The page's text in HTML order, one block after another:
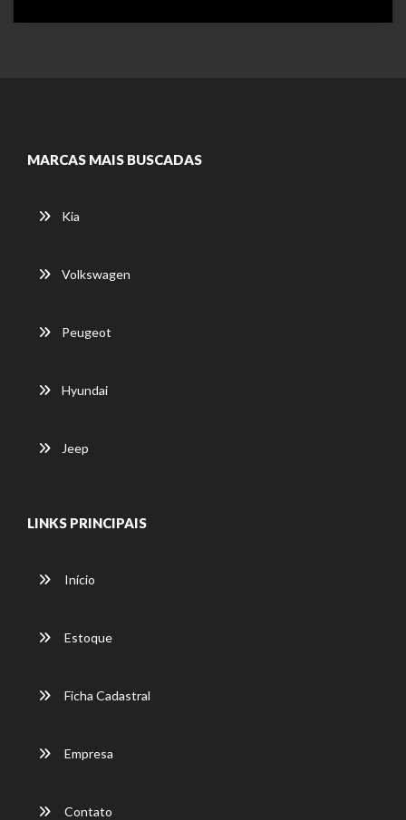
MARCAS MAIS BUSCADAS
Kia
Volkswagen
Peugeot
Hyundai
Jeep
LINKS PRINCIPAIS
Início
Estoque
Ficha Cadastral
Empresa
Contato